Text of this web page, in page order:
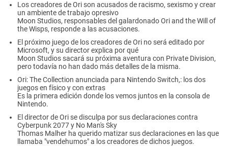
Los creadores de Ori son acusados de racismo, sexismo y crear
un ambiente de trabajo opresivo
Moon Studios, responsables del galardonado Ori and the Will of
the Wisps, responde a las acusaciones.
El próximo juego de los creadores de Ori no será editado por
Microsoft, y su director explica por qué
Moon Studios sacará su próxima aventura con Private Division,
pero todavía no han dado más detalles de la misma.
Ori: The Collection anunciada para Nintendo Switch,: los dos
juegos en físico y con extras
Es la primera edición donde los vemos juntos en la consola de
Nintendo.
El director de Ori se disculpa por sus declaraciones contra
Cyberpunk 2077 y No Man's Sky
Thomas Malher ha querido matizar sus declaraciones en las que
llamaba "vendehumos" a los creadores de dichos juegos.